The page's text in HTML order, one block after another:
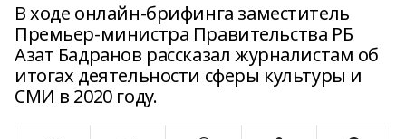
В ходе онлайн-брифинга заместитель
Премьер-министра Правительства РБ
Азат Бадранов рассказал журналистам об
итогах деятельности сферы культуры и
СМИ в 2020 году.